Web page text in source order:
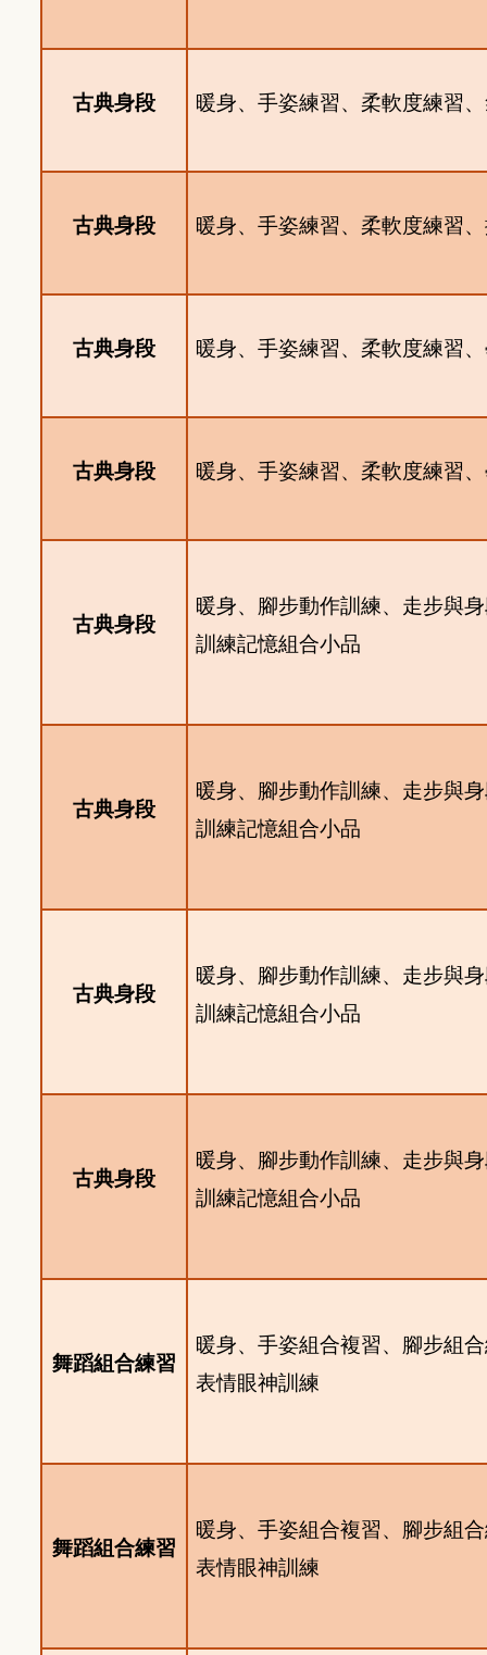
古典身段 暖身、手姿練習、柔軟度練習
古典身段 暖身、手姿練習、柔軟度練習
古典身段 暖身、手姿練習、柔軟度練習
古典身段 暖身、手姿練習、柔軟度練習
古典身段
暖身、腳步動作訓練、走步與
訓練記憶組合小品
古典身段
暖身、腳步動作訓練、走步與
訓練記憶組合小品
古典身段
暖身、腳步動作訓練、走步與
訓練記憶組合小品
古典身段
暖身、腳步動作訓練、走步與
訓練記憶組合小品
舞蹈組合練習
暖身、手姿組合複習、腳步組
表情眼神訓練
舞蹈組合練習
暖身、手姿組合複習、腳步組
表情眼神訓練